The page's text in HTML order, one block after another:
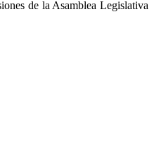
de la Asamblea Legislativa